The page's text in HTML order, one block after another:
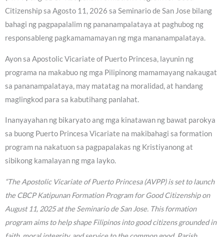
Citizenship sa Agosto 11, 2026 sa Seminario de San Jose bilang
bahagi ng pagpapalalim ng pananampalataya at paghubog ng
responsableng pagkamamamayan ng mga mananampalataya.
Ayon sa Apostolic Vicariate of Puerto Princesa, layunin ng
programa na makabuo ng mga Pilipinong mamamayang nakaugat
sa pananampalataya, may matatag na moralidad, at handang
maglingkod para sa kabutihang panlahat.
Inanyayahan ng bikaryato ang mga kinatawan ng bawat parokya
sa buong Puerto Princesa Vicariate na makibahagi sa formation
program na nakatuon sa pagpapalakas ng Kristiyanong at
sibikong kamalayan ng mga layko.
“The Apostolic Vicariate of Puerto Princesa (AVPP) is set to launch
the CBCP Katipunan Formation Program for Good Citizenship on
August 11, 2025 at the Seminario de San Jose. This formation
program aims to help shape Filipinos into good citizens grounded in